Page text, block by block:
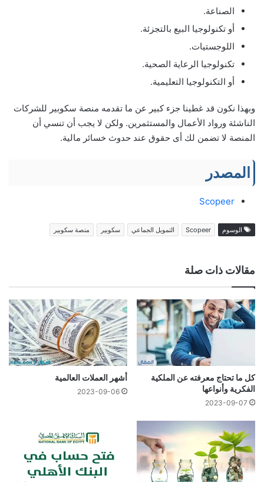
الصناعة.
أو تكنولوجيا البيع بالتجزئة.
اللوجستيات.
تكنولوجيا الرعاية الصحية.
أو التكنولوجيا التعليمية.
وبهذا نكون قد غطينا جزء كبير عن ما تقدمه منصة سكوبير للشركات
الناشئة ورواد الأعمال والمستثمرين. ولكن لا يجب أن تنسي أن
المنصة لا تضمن لك أى حقوق عند حدوث خسائر مالية.
المصدر
Scopeer
الوسوم Scopeer التمويل الجماعي سكوبير منصة سكوبير
مقالات ذات صلة
كل ما تحتاج معرفته عن الملكية
الفكرية وأنواعها
2023-09-07
أشهر العملات العالمية
2023-09-06